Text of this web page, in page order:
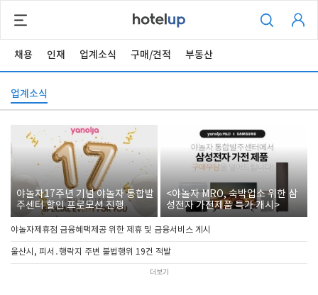
채용 인재 업계소식 구매/견적 부동산
업계소식
야놀자17주년 기념 야놀자 통합발
주센터 할인 프로모션 진행
<야놀자 MRO, 숙박업소 위한 삼
성전자 가전제품 특가 개시>
야놀자제휴점 금융혜택제공 위한 제휴 및 금융서비스 게시
울산시, 피서․행락지 주변 불법행위 19건 적발
더보기